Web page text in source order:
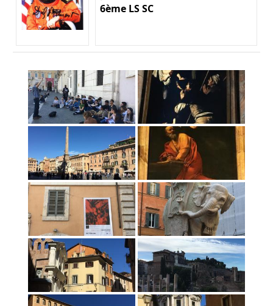
6ème LS SC